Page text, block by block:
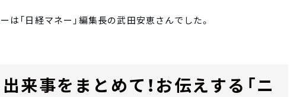
「日経マネー」編集長の武田安恵さんでした。
来事をまとめて！お伝えする「ニ